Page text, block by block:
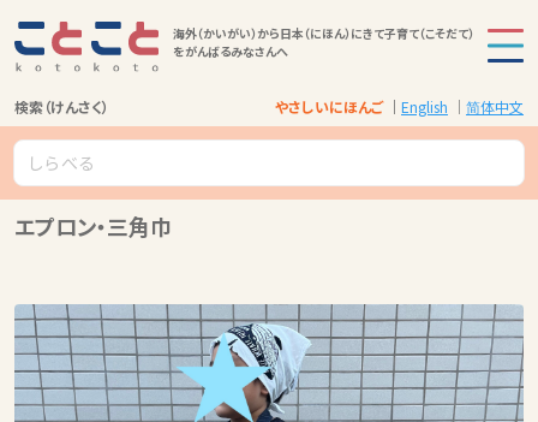
海外（かいがい）から日本（にほん）にきて子育て（こそだて）
をがんばるみなさんへ
検索（けんさく） やさしいにほんご English 简体中文
エプロン・三角巾